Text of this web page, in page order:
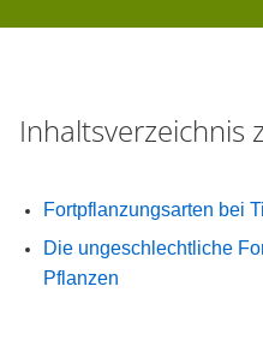
Inhaltsverzeichnis
Fortpflanzungsarten bei
Die ungeschlechtliche
Pflanzen